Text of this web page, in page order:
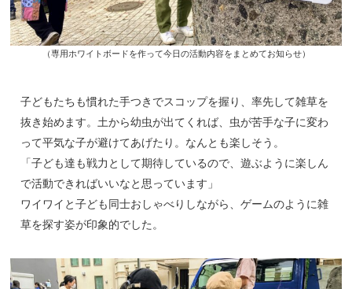
（専用ホワイトボードを作って今日の活動内容をまとめてお知らせ）
子どもたちも慣れた手つきでスコップを握り、率先して雑草を
抜き始めます。土から幼虫が出てくれば、虫が苦手な子に変わ
って平気な子が避けてあげたり。なんとも楽しそう。
「子ども達も戦力として期待しているので、遊ぶように楽しん
で活動できればいいなと思っています」
ワイワイと子ども同士おしゃべりしながら、ゲームのように雑
草を探す姿が印象的でした。